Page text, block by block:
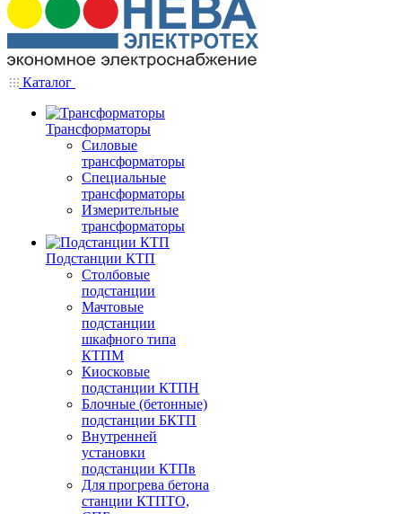
Каталог
Трансформаторы
Силовые
трансформаторы
Специальные
трансформаторы
Измерительные
трансформаторы
Подстанции КТП
Столбовые
подстанции
Мачтовые
подстанции
шкафного типа
КТПМ
Киосковые
подстанции КТПН
Блочные (бетонные)
подстанции БКТП
Внутренней
установки
подстанции КТПв
Для прогрева бетона
станции КТПТО,